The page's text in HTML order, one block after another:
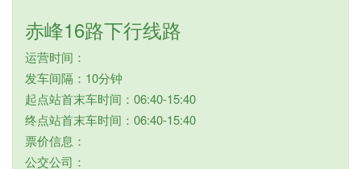
赤峰16路下行线路
运营时间：
发车间隔：10分钟
起点站首末车时间：06:40-15:40
终点站首末车时间：06:40-15:40
票价信息：
公交公司：